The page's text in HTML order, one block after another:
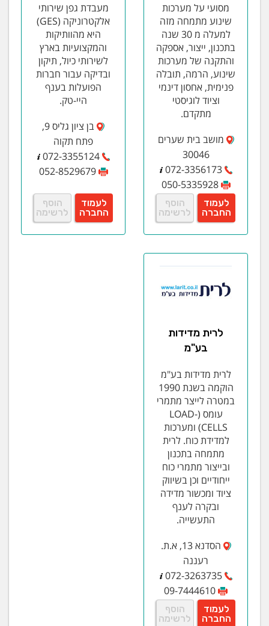
מסועי על מערכות
שינוע מתמחה מזה
למעלה מ 30 שנה
בתכנון, ייצור, אספקה
והתקנה של מערכות
שינוע, הרמה, תובלה
פנימית, אחסון דינמי
וציוד לוגיסטי
מתקדם.
מושב בית שערים
30046
072-3356173
050-5335928
לעמוד
החברה
הוסף
לרשימה
מעבדת גפן שירותי
אלקטרוניקה (GES)
היא מהוותיקות
והמקצועיות בארץ
לשירותי כיול, תיקון
ובדיקה עבור חברות
הפועלות בענף
היי-טק.
בן ציון גליס 9,
פתח תקוה
072-3355124
052-8529679
לעמוד
החברה
הוסף
לרשימה
לרית מדידות
בע"מ
לרית מדידות בע"מ
הוקמה בשנת 1990
במטרה לייצר מתמרי
עומס (LOAD-
CELLS) ומערכות
למדידת כוח. לרית
מתמחה בתכנון
ובייצור מתמרי כוח
ייחודיים וכן בשיווק
ציוד ומכשור מדידה
ובקרה לענף
התעשייה.
הסדנא 13, א.ת.
רעננה
072-3263735
09-7444610
לעמוד
החברה
הוסף
לרשימה